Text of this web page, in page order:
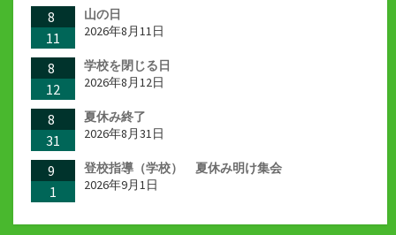
8
11
山の日
2026年8月11日
8
12
学校を閉じる日
2026年8月12日
8
31
夏休み終了
2026年8月31日
9
1
登校指導（学校） 夏休み明け集会
2026年9月1日